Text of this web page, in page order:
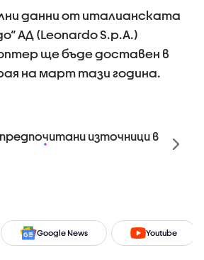
данни от италианската
АД (Leonardо S.p.A.)
ще бъде доставен в
на март тази година.
източници в
Google News Youtube